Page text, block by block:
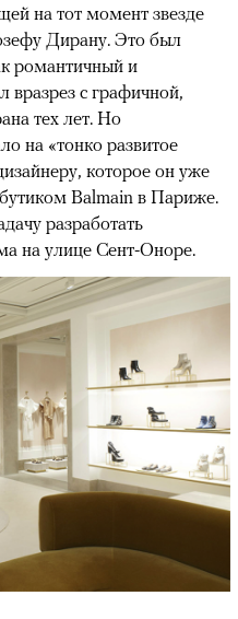
на тот момент звезде
Дирану. Это был
романтичный и
вразрез с графичной,
тех лет. Но
на «тонко развитое
которое он уже
Balmain в Париже.
разработать
на улице Сент-Оноре.